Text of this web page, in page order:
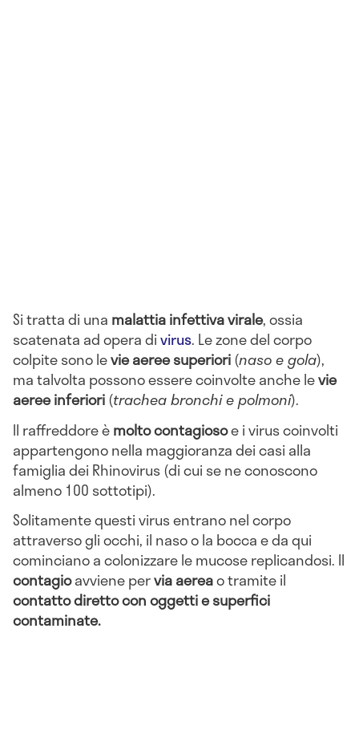
Si tratta di una malattia infettiva virale, ossia
scatenata ad opera divirus. Le zone del corpo
colpite sono levie aeree superiori(naso e gola),
ma talvolta possono essere coinvolte anche levie
aeree inferiori(trachea bronchi e polmoni).
Il raffreddore èmolto contagiosoe i virus coinvolti
appartengono nella maggioranza dei casi alla
famiglia dei Rhinovirus (di cui se ne conoscono
almeno 100 sottotipi).
Solitamente questi virus entrano nel corpo
attraverso gli occhi, il naso o la bocca e da qui
cominciano a colonizzare le mucose replicandosi. Il
contagioavviene pervia aereao tramite il
contatto diretto con oggetti e superfici
contaminate.